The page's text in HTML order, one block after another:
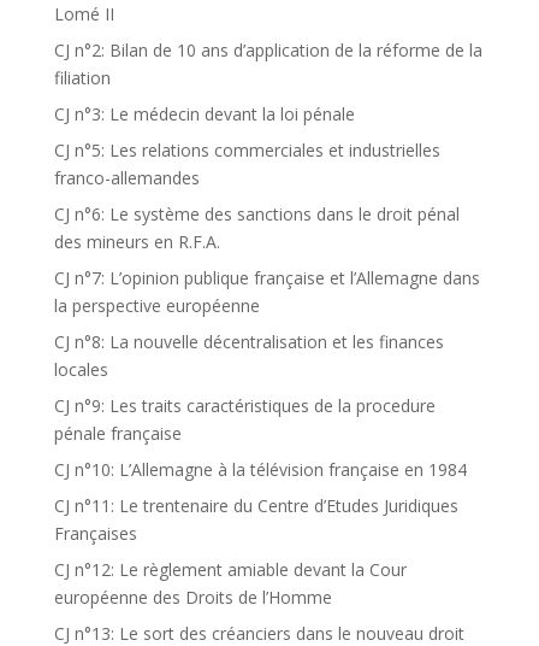
Lomé II
CJ n°2: Bilan de 10 ans d’application de la réforme de la
filiation
CJ n°3: Le médecin devant la loi pénale
CJ n°5: Les relations commerciales et industrielles
franco-allemandes
CJ n°6: Le système des sanctions dans le droit pénal
des mineurs en R.F.A.
CJ n°7: L’opinion publique française et l’Allemagne dans
la perspective européenne
CJ n°8: La nouvelle décentralisation et les finances
locales
CJ n°9: Les traits caractéristiques de la procedure
pénale française
CJ n°10: L’Allemagne à la télévision française en 1984
CJ n°11: Le trentenaire du Centre d’Etudes Juridiques
Françaises
CJ n°12: Le règlement amiable devant la Cour
européenne des Droits de l’Homme
CJ n°13: Le sort des créanciers dans le nouveau droit